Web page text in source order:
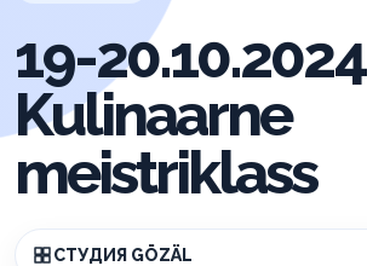
19-20.10.2024
Kulinaarne
meistriklass
СТУДИЯ GÖZÄL